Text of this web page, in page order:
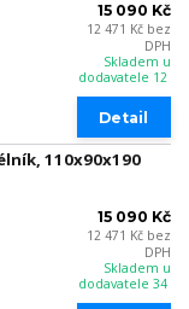
15 090 Kč
12 471 Kč bez
DPH
Skladem u
dodavatele 12
Detail
110x90x190
15 090 Kč
12 471 Kč bez
DPH
Skladem u
dodavatele 34